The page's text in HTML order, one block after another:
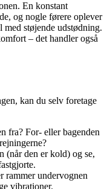
En konstant
og nogle førere oplever
støjende udstødning.
– det handler også
kan du selv foretage
fra? For- eller bagenden
(når den er kold) og se,
rammer undervognen
vibrationer.